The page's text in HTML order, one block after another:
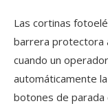
Las cortinas
barrera protectora
cuando un
automáticamente
botones de parada